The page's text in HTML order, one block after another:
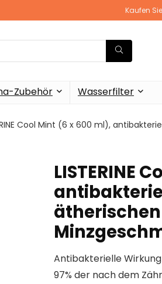
Kaufen
Zubehör Wasserfilter
Cool Mint (6 x 600 ml),
LISTERINE
Antibakterielle Wirkung
97% der nach dem